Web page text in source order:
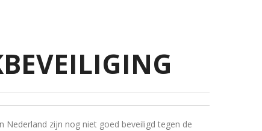
Nederland zijn nog niet goed beveiligd tegen de